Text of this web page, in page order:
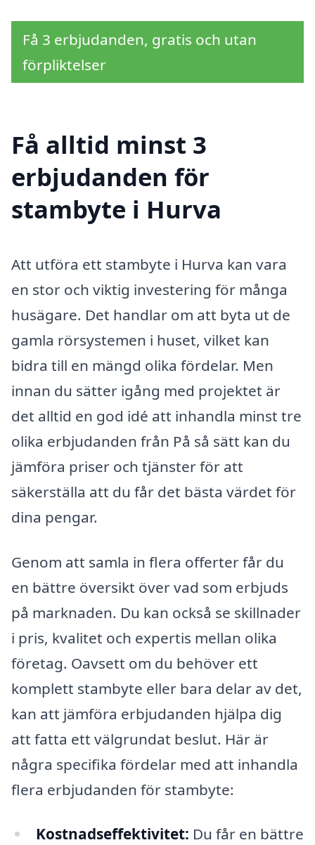
Få 3 erbjudanden, gratis och utan
förpliktelser
Få alltid minst 3
erbjudanden för
stambyte i Hurva
Att utföra ett stambyte i Hurva kan vara
en stor och viktig investering för många
husägare. Det handlar om att byta ut de
gamla rörsystemen i huset, vilket kan
bidra till en mängd olika fördelar. Men
innan du sätter igång med projektet är
det alltid en god idé att inhandla minst tre
olika erbjudanden från På så sätt kan du
jämföra priser och tjänster för att
säkerställa att du får det bästa värdet för
dina pengar.
Genom att samla in flera offerter får du
en bättre översikt över vad som erbjuds
på marknaden. Du kan också se skillnader
i pris, kvalitet och expertis mellan olika
företag. Oavsett om du behöver ett
komplett stambyte eller bara delar av det,
kan att jämföra erbjudanden hjälpa dig
att fatta ett välgrundat beslut. Här är
några specifika fördelar med att inhandla
flera erbjudanden för stambyte:
Kostnadseffektivitet: Du får en bättre